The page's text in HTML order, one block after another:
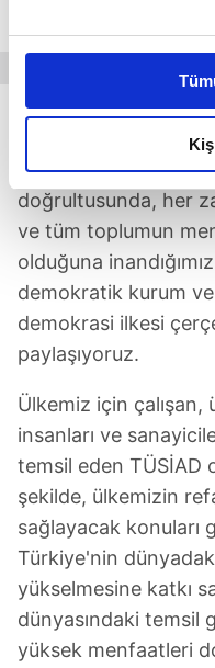
Bu çerezlere izin
daha iyi reklam
amacımızın size daha
olduğunu ve sizlere en
elimizden gelen çabayı
reklamların
kalemimiz olduğunu
Her halükârda,
takdirde, kullanıcılara
gösterilmeyecektir."
Sitemizde kendimize ve
kullanılmaktadır. Bu
verileriniz işlenmekte
toplumu hizmetlerinin
kullanılmaktadır. Diğer
kılınması ve
reklam/pazarlama
sınırlı olarak açık
Çerezlere ilişkin
TÜSİAD'ın
"TÜSİAD olarak
doğrultusunda, her
ve tüm toplumun
olduğuna
demokratik kurum ve
demokrasi ilkesi
paylaşıyoruz.
Ülkemiz için
insanları ve
temsil eden TÜSİAD
şekilde, ülkemizin
sağlayacak konuları
Türkiye'nin
yükselmesine katkı
dünyasındaki temsil
yüksek menfaatleri